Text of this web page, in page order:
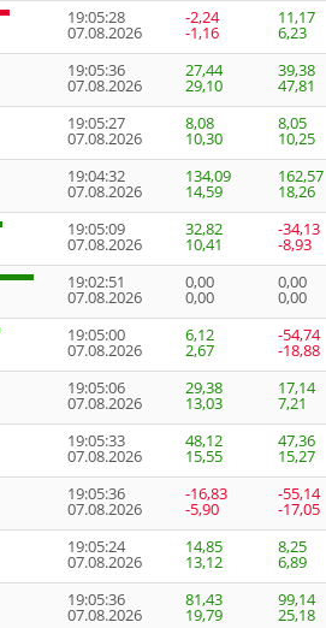
19:05:28
07.08.2026
-2,24
-1,16
11,17
6,23
19:05:36
07.08.2026
27,44
29,10
39,38
47,81
19:05:27
07.08.2026
8,08
10,30
8,05
10,25
19:04:32
07.08.2026
134,09
14,59
162,57
18,26
19:05:09
07.08.2026
32,82
10,41
-34,13
-8,93
19:02:51
07.08.2026
0,00
0,00
0,00
0,00
19:05:00
07.08.2026
6,12
2,67
-54,74
-18,88
19:05:06
07.08.2026
29,38
13,03
17,14
7,21
19:05:33
07.08.2026
48,12
15,55
47,36
15,27
19:05:36
07.08.2026
-16,83
-5,90
-55,14
-17,05
19:05:24
07.08.2026
14,85
13,12
8,25
6,89
19:05:36
07.08.2026
81,43
19,79
99,14
25,18